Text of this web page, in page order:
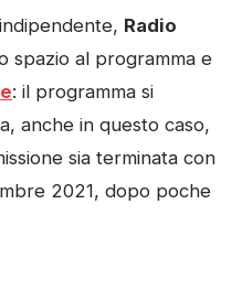
Radio
spazio al programma e
: il programma si
anche in questo caso,
sia terminata con
2021, dopo poche